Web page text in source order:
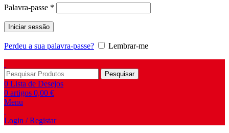
Palavra-passe *
Iniciar sessão
Perdeu a sua palavra-passe? Lembrar-me
Pesquisar
0 Lista de Desejos
0 artigos 0,00 €
Menu
Login / Registar